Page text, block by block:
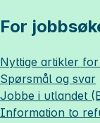
For
Nyttige artikler
Spørsmål og svar
Jobbe i utlandet
Information to